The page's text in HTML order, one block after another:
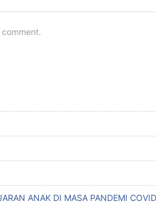
ANAK DI MASA PANDEMI